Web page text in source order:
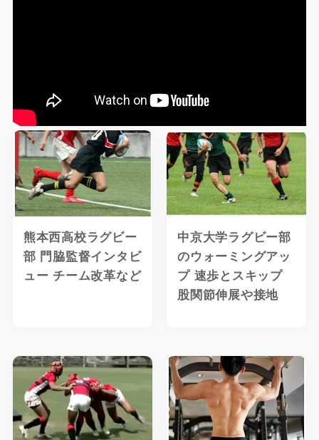
熊本西高校ラグビー
部 門脇監督インタビ
ュー チーム改革など
中京大学ラグビー部
のウォーミングアッ
プ 速歩とスキップ
股関節伸展や接地